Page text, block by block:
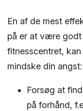
En af de mest
på er at være godt
fitnesscentret,
mindske din angst:
Forsøg at
på forhånd,